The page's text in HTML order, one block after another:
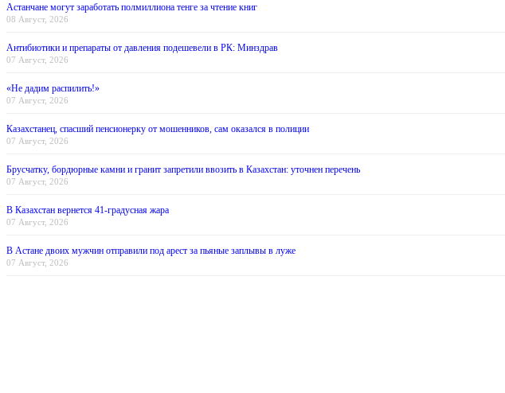
Астанчане могут заработать полмиллиона тенге за чтение книг
08 Август, 2026
Антибиотики и препараты от давления подешевели в РК: Минздрав
07 Август, 2026
«Не дадим распилить!»
07 Август, 2026
Казахстанец, спасший пенсионерку от мошенников, сам оказался в полиции
07 Август, 2026
Брусчатку, бордюрные камни и гранит запретили ввозить в Казахстан: уточнен перечень
07 Август, 2026
В Казахстан вернется 41-градусная жара
07 Август, 2026
В Астане двоих мужчин отправили под арест за пьяные заплывы в луже
07 Август, 2026